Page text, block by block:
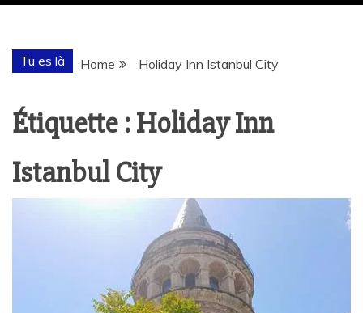
Tu es là Home Holiday Inn Istanbul City
Étiquette :Holiday Inn
Istanbul City